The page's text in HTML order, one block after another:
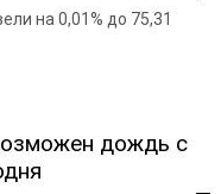
на 0,01% до 75,31
дождь с